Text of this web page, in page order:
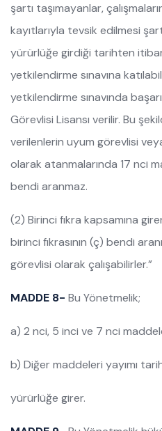
şartı taşımayanlar,
kayıtlarıyla tevsik edilmesi
yürürlüğe girdiği tarihten
yetkilendirme sınavına
yetkilendirme sınavında
Görevlisi Lisansı verilir. Bu
verilenlerin uyum görevlisi
olarak atanmalarında 17 nci
bendi aranmaz.
(2) Birinci fıkra kapsamına
birinci fıkrasının (ç) bendi
görevlisi olarak çalışabilirler.”
MADDE 8- Bu Yönetmelik;
a) 2 nci, 5 inci ve 7 nci
b) Diğer maddeleri yayımı
yürürlüğe girer.